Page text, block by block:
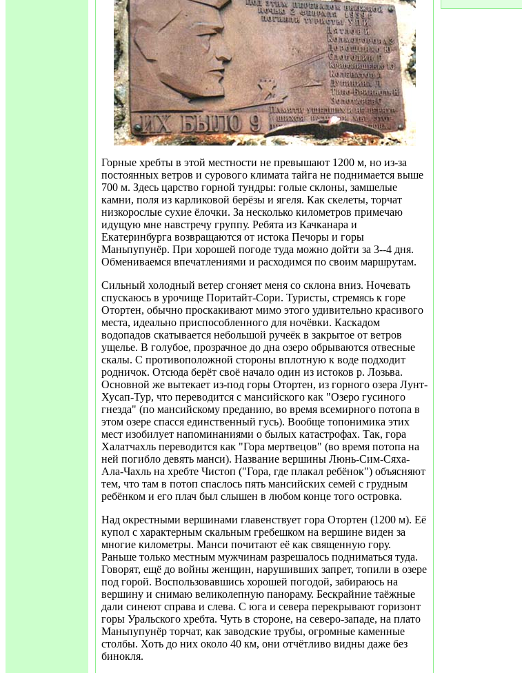
Горные хребты в этой местности не превышают 1200 м, но из-за
постоянных ветров и сурового климата тайга не поднимается выше
700 м. Здесь царство горной тундры: голые склоны, замшелые
камни, поля из карликовой берёзы и ягеля. Как скелеты, торчат
низкорослые сухие ёлочки. За несколько километров примечаю
идущую мне навстречу группу. Ребята из Качканара и
Екатеринбурга возвращаются от истока Печоры и горы
Маньпупунёр. При хорошей погоде туда можно дойти за 3--4 дня.
Обмениваемся впечатлениями и расходимся по своим маршрутам.
Сильный холодный ветер сгоняет меня со склона вниз. Ночевать
спускаюсь в урочище Поритайт-Сори. Туристы, стремясь к горе
Отортен, обычно проскакивают мимо этого удивительно красивого
места, идеально приспособленного для ночёвки. Каскадом
водопадов скатывается небольшой ручеёк в закрытое от ветров
ущелье. В голубое, прозрачное до дна озеро обрываются отвесные
скалы. С противоположной стороны вплотную к воде подходит
родничок. Отсюда берёт своё начало один из истоков р. Лозьва.
Основной же вытекает из-под горы Отортен, из горного озера Лунт-
Хусап-Тур, что переводится с мансийского как "Озеро гусиного
гнезда" (по мансийскому преданию, во время всемирного потопа в
этом озере спасся единственный гусь). Вообще топонимика этих
мест изобилует напоминаниями о былых катастрофах. Так, гора
Халатчахль переводится как "Гора мертвецов" (во время потопа на
ней погибло девять манси). Название вершины Люнь-Сим-Сяха-
Ала-Чахль на хребте Чистоп ("Гора, где плакал ребёнок") объясняют
тем, что там в потоп спаслось пять мансийских семей с грудным
ребёнком и его плач был слышен в любом конце того островка.
Над окрестными вершинами главенствует гора Отортен (1200 м). Её
купол с характерным скальным гребешком на вершине виден за
многие километры. Манси почитают её как священную гору.
Раньше только местным мужчинам разрешалось подниматься туда.
Говорят, ещё до войны женщин, нарушивших запрет, топили в озере
под горой. Воспользовавшись хорошей погодой, забираюсь на
вершину и снимаю великолепную панораму. Бескрайние таёжные
дали синеют справа и слева. С юга и севера перекрывают горизонт
горы Уральского хребта. Чуть в стороне, на северо-западе, на плато
Маньпупунёр торчат, как заводские трубы, огромные каменные
столбы. Хоть до них около 40 км, они отчётливо видны даже без
бинокля.